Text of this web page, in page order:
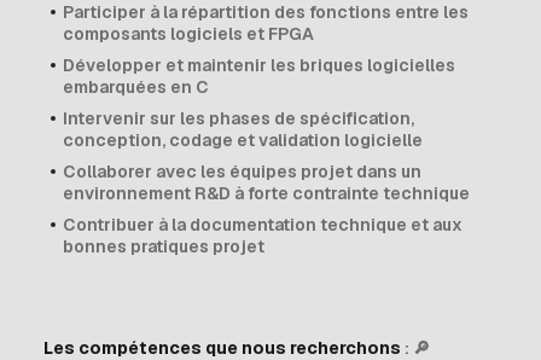
Participer à la répartition des fonctions entre les
composants logiciels et FPGA
Développer et maintenir les briques logicielles
embarquées en C
Intervenir sur les phases de spécification,
conception, codage et validation logicielle
Collaborer avec les équipes projet dans un
environnement R&D à forte contrainte technique
Contribuer à la documentation technique et aux
bonnes pratiques projet
Les compétences que nous recherchons : 🔎